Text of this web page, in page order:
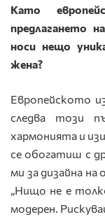
Като e
предлагането
носи нещо
жена?
Европейското
следва този
хармонията и
се обогатиш с
ми за дизайна
„Нищо не е
модерен.